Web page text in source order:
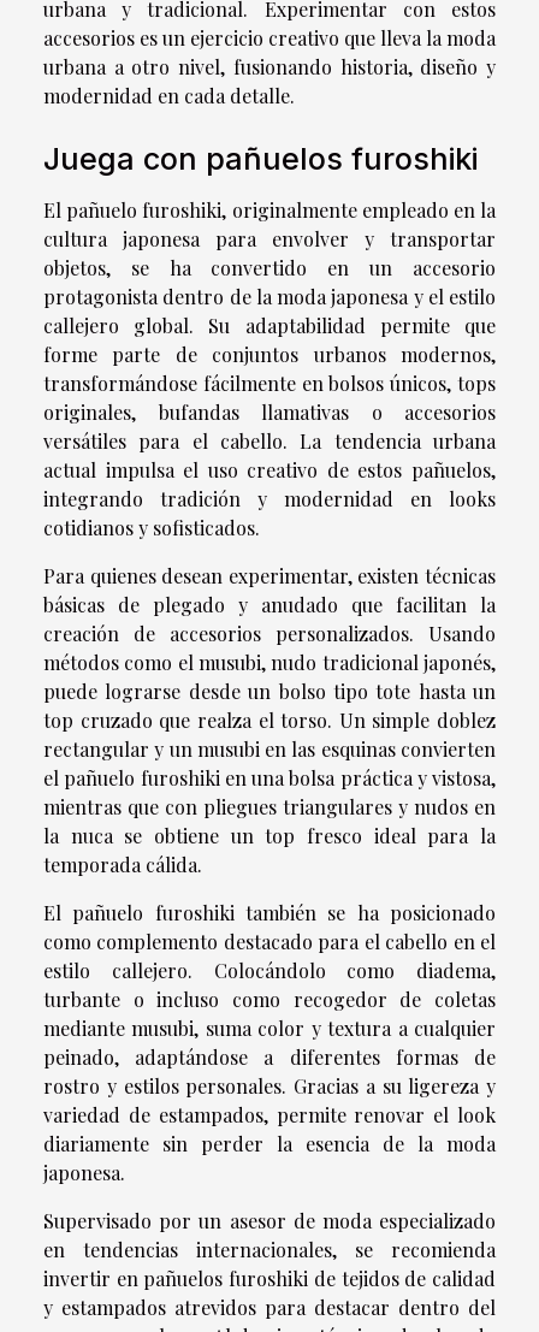
urbana y tradicional. Experimentar con estos
accesorios es un ejercicio creativo que lleva la moda
urbana a otro nivel, fusionando historia, diseño y
modernidad en cada detalle.
Juega con pañuelos furoshiki
El pañuelo furoshiki, originalmente empleado en la
cultura japonesa para envolver y transportar
objetos, se ha convertido en un accesorio
protagonista dentro de la moda japonesa y el estilo
callejero global. Su adaptabilidad permite que
forme parte de conjuntos urbanos modernos,
transformándose fácilmente en bolsos únicos, tops
originales, bufandas llamativas o accesorios
versátiles para el cabello. La tendencia urbana
actual impulsa el uso creativo de estos pañuelos,
integrando tradición y modernidad en looks
cotidianos y sofisticados.
Para quienes desean experimentar, existen técnicas
básicas de plegado y anudado que facilitan la
creación de accesorios personalizados. Usando
métodos como el musubi, nudo tradicional japonés,
puede lograrse desde un bolso tipo tote hasta un
top cruzado que realza el torso. Un simple doblez
rectangular y un musubi en las esquinas convierten
el pañuelo furoshiki en una bolsa práctica y vistosa,
mientras que con pliegues triangulares y nudos en
la nuca se obtiene un top fresco ideal para la
temporada cálida.
El pañuelo furoshiki también se ha posicionado
como complemento destacado para el cabello en el
estilo callejero. Colocándolo como diadema,
turbante o incluso como recogedor de coletas
mediante musubi, suma color y textura a cualquier
peinado, adaptándose a diferentes formas de
rostro y estilos personales. Gracias a su ligereza y
variedad de estampados, permite renovar el look
diariamente sin perder la esencia de la moda
japonesa.
Supervisado por un asesor de moda especializado
en tendencias internacionales, se recomienda
invertir en pañuelos furoshiki de tejidos de calidad
y estampados atrevidos para destacar dentro del